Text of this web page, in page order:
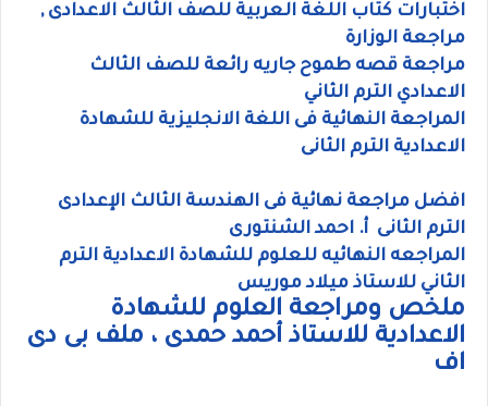
اختبارات كتاب اللغة العربية للصف الثالث الاعدادى ,
مراجعة الوزارة
مراجعة قصه طموح جاريه رائعة للصف الثالث
الاعدادي الترم الثاني
المراجعة النهائية فى اللغة الانجليزية للشهادة
الاعدادية الترم الثانى
افضل مراجعة نهائية فى الهندسة الثالث الإعدادى
الترم الثانى أ. احمد الشنتورى
المراجعه النهائيه للعلوم للشهادة الاعدادية الترم
الثاني للاستاذ ميلاد موريس
ملخص ومراجعة العلوم للشهادة
الاعدادية للاستاذ أحمد حمدى ، ملف بى دى
اف